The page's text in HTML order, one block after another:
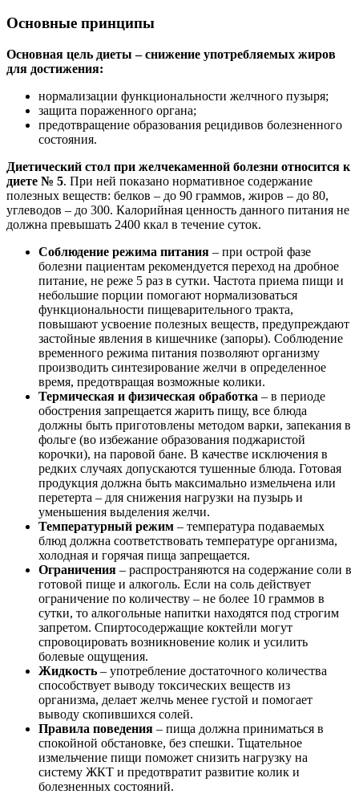
Основные принципы
Основная цель диеты – снижение употребляемых жиров
для достижения:
нормализации функциональности желчного пузыря;
защита пораженного органа;
предотвращение образования рецидивов болезненного
состояния.
Диетический стол при желчекаменной болезни относится к
диете № 5. При ней показано нормативное содержание
полезных веществ: белков – до 90 граммов, жиров – до 80,
углеводов – до 300. Калорийная ценность данного питания не
должна превышать 2400 ккал в течение суток.
Соблюдение режима питания – при острой фазе
болезни пациентам рекомендуется переход на дробное
питание, не реже 5 раз в сутки. Частота приема пищи и
небольшие порции помогают нормализоваться
функциональности пищеварительного тракта,
повышают усвоение полезных веществ, предупреждают
застойные явления в кишечнике (запоры). Соблюдение
временного режима питания позволяют организму
производить синтезирование желчи в определенное
время, предотвращая возможные колики.
Термическая и физическая обработка – в периоде
обострения запрещается жарить пищу, все блюда
должны быть приготовлены методом варки, запекания в
фольге (во избежание образования поджаристой
корочки), на паровой бане. В качестве исключения в
редких случаях допускаются тушенные блюда. Готовая
продукция должна быть максимально измельчена или
перетерта – для снижения нагрузки на пузырь и
уменьшения выделения желчи.
Температурный режим – температура подаваемых
блюд должна соответствовать температуре организма,
холодная и горячая пища запрещается.
Ограничения – распространяются на содержание соли в
готовой пище и алкоголь. Если на соль действует
ограничение по количеству – не более 10 граммов в
сутки, то алкогольные напитки находятся под строгим
запретом. Спиртосодержащие коктейли могут
спровоцировать возникновение колик и усилить
болевые ощущения.
Жидкость – употребление достаточного количества
способствует выводу токсических веществ из
организма, делает желчь менее густой и помогает
выводу скопившихся солей.
Правила поведения – пища должна приниматься в
спокойной обстановке, без спешки. Тщательное
измельчение пищи поможет снизить нагрузку на
систему ЖКТ и предотвратит развитие колик и
болезненных состояний.